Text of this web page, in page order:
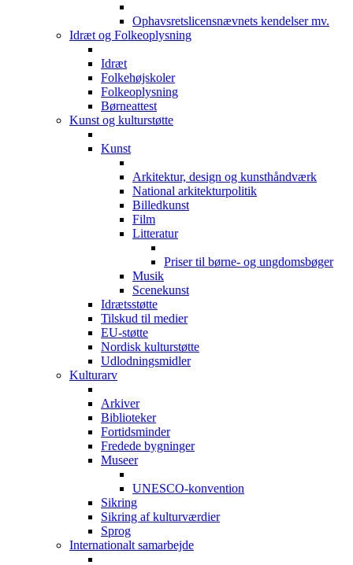
Ophavsretslicensnævnets kendelser mv.
Idræt og Folkeoplysning
Idræt
Folkehøjskoler
Folkeoplysning
Børneattest
Kunst og kulturstøtte
Kunst
Arkitektur, design og kunsthåndværk
National arkitekturpolitik
Billedkunst
Film
Litteratur
Priser til børne- og ungdomsbøger
Musik
Scenekunst
Idrætsstøtte
Tilskud til medier
EU-støtte
Nordisk kulturstøtte
Udlodningsmidler
Kulturarv
Arkiver
Biblioteker
Fortidsminder
Fredede bygninger
Museer
UNESCO-konvention
Sikring
Sikring af kulturværdier
Sprog
Internationalt samarbejde